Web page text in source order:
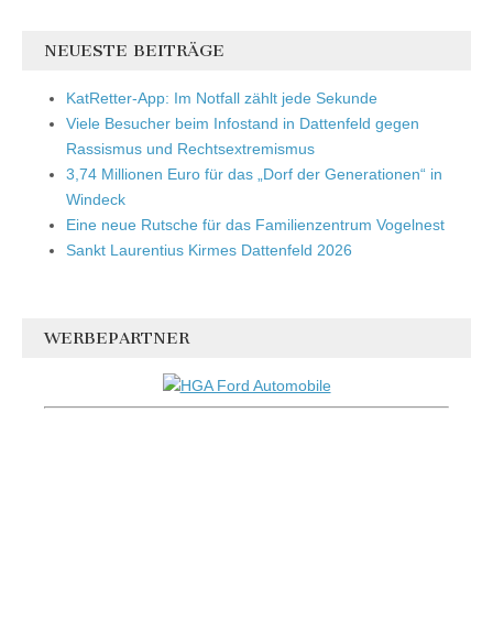
NEUESTE BEITRÄGE
KatRetter-App: Im Notfall zählt jede Sekunde
Viele Besucher beim Infostand in Dattenfeld gegen
Rassismus und Rechtsextremismus
3,74 Millionen Euro für das „Dorf der Generationen“ in
Windeck
Eine neue Rutsche für das Familienzentrum Vogelnest
Sankt Laurentius Kirmes Dattenfeld 2026
WERBEPARTNER